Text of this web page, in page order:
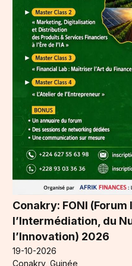
Conakry: FONI
l’Intermédiation, du
l’Innovation) 2026
19-10-2026
Conakry, Guinée